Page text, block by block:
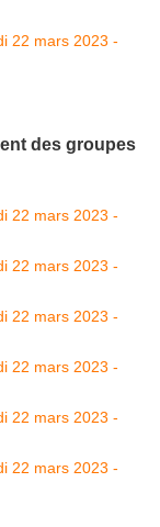
des groupes